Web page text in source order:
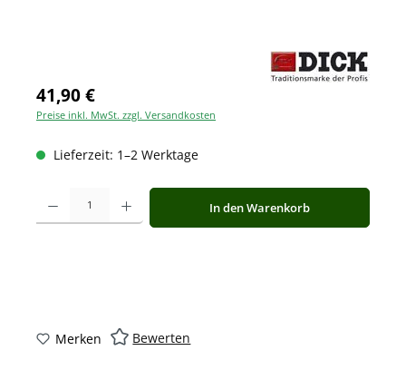
41,90 €
Preise inkl. MwSt. zzgl. Versandkosten
Lieferzeit: 1–2 Werktage
Produkt Anzahl: Gib den gewünschten Wert ein oder benutze die
In den Warenkorb
Merken Bewerten